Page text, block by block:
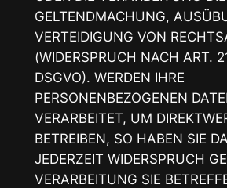
GELTENDMACHUNG,
VERTEIDIGUNG VON
(WIDERSPRUCH NACH ART.
DSGVO). WERDEN IHRE
PERSONENBEZOGENEN
VERARBEITET, UM
BETREIBEN, SO HABEN SIE
JEDERZEIT WIDERSPRUCH
VERARBEITUNG SIE